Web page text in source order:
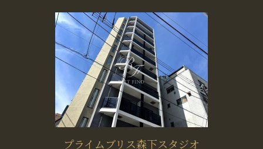
プライムブリス森下スタジオ